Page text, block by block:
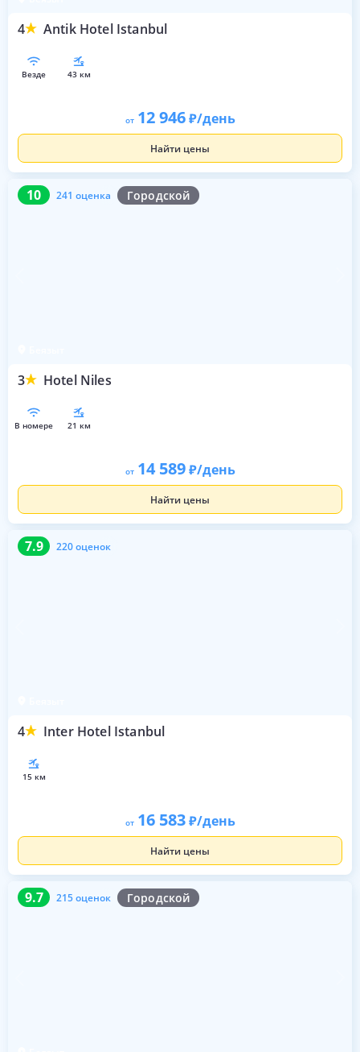
4 Antik Hotel Istanbul
везде 43 км
от 12 946 /день
Найти цены
10 241 оценка Городской
3 Hotel Niles
10 241 оценка
в номере 21 км
от 14 589 /день
Найти цены
7.9 220 оценок
4 Inter Hotel Istanbul
7.9 220 оценок
15 км
от 16 583 /день
Найти цены
9.7 215 оценок Городской
9.7 215 оценок